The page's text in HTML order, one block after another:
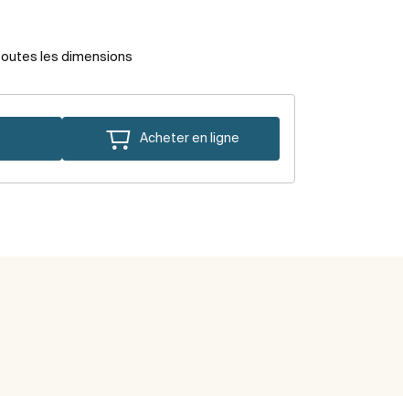
les dimensions
Acheter en ligne